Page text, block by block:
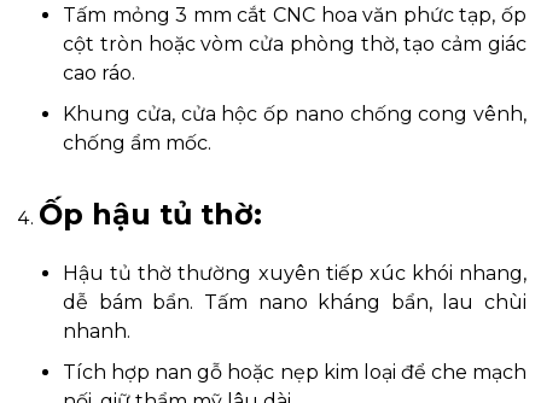
Tấm mỏng 3 mm cắt CNC hoa văn phức tạp, ốp
cột tròn hoặc vòm cửa phòng thờ, tạo cảm giác
cao ráo.
Khung cửa, cửa hộc ốp nano chống cong vênh,
chống ẩm mốc.
Ốp hậu tủ thờ:
Hậu tủ thờ thường xuyên tiếp xúc khói nhang,
dễ bám bẩn. Tấm nano kháng bẩn, lau chùi
nhanh.
Tích hợp nan gỗ hoặc nẹp kim loại để che mạch